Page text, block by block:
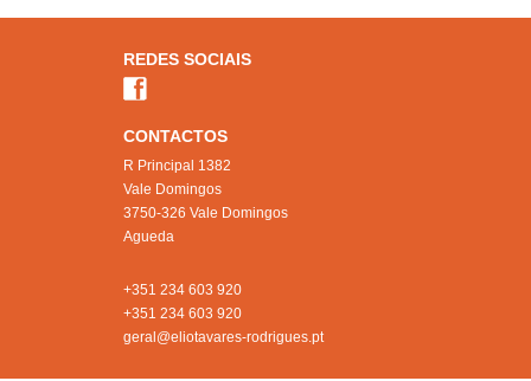
REDES SOCIAIS
CONTACTOS
R Principal 1382
Vale Domingos
3750-326 Vale Domingos
Agueda
+351 234 603 920
+351 234 603 920
geral@eliotavares-rodrigues.pt